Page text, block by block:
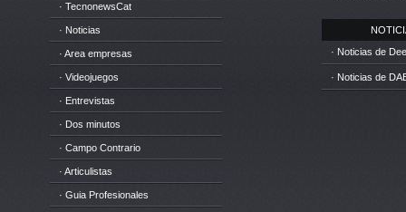
· TecnonewsCat
· Noticias
· Area empresas
· Videojuegos
· Entrevistas
· Dos minutos
· Campo Contrario
· Articulistas
· Guia Profesionales
· Noticias de
· Noticias de